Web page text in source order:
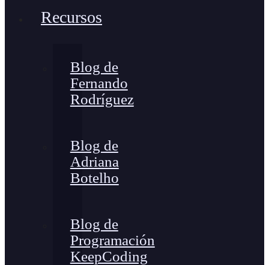
Recursos
Blog de
Fernando
Rodríguez
Blog de
Adriana
Botelho
Blog de
Programación
KeepCoding